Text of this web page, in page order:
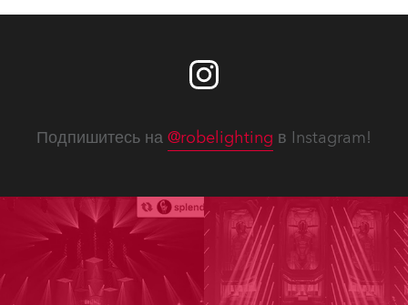
Подпишитесь на @robelighting в Instagram!